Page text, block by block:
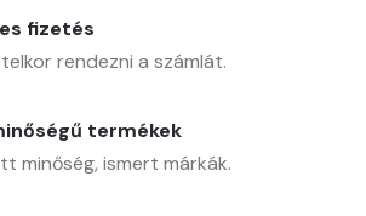
fizetés
rendezni a számlát.
termékek
minőség, ismert márkák.